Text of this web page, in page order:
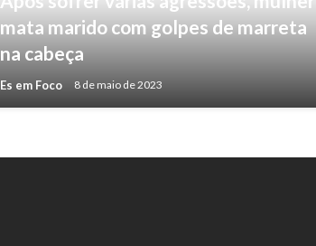
mata marido com golpes de marreta
na cabeça
Es em Foco 8 de maio de 2023